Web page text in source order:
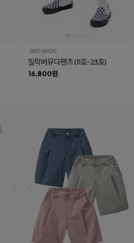
일락버뮤다팬츠(11호~23호)
16,800원